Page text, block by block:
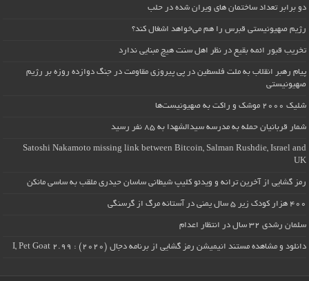
دو برابر تعداد ساختمان های ویران شده در حلب
رژیم صهیونیستی قبرس را هم می‌خواهد اشغال کند؟
تخریب قبور ائمه بقیع در نظر اهل سنت هیچ مبنایی ندارد
پیام رهبر انقلاب به ملت فلسطین در پی پیروزی مقاومت در جنگ دوازده روزه بر رژیم
صهیونیستی
شلیک ۲۰۰۰ موشک و راکت به صهیونیست‌ها
شمار قربانیان حمله به مدرسه سیدالشهدا به ۸۵ نفر رسید
Satoshi Nakamoto missing link between Bitcoin, Salman Rushdie, Israel and
UK
رمز گشایی از آخرین ترانه و ویدئو کلیپ شیطانی ساسان حیدری ملقب به ساسی مانکن
۴۰۰ هزار کودک زیر ۵ سال یمنی در آستانه مرگ از گرسنگی
سلمان رشدی ۳۲ سال در انتظار اعدام
دانلود و مشاهده مستند انیمیشن رمز گشایی از برنامه دجال (۲۰۲۰) : I, Pet Goat 2.99